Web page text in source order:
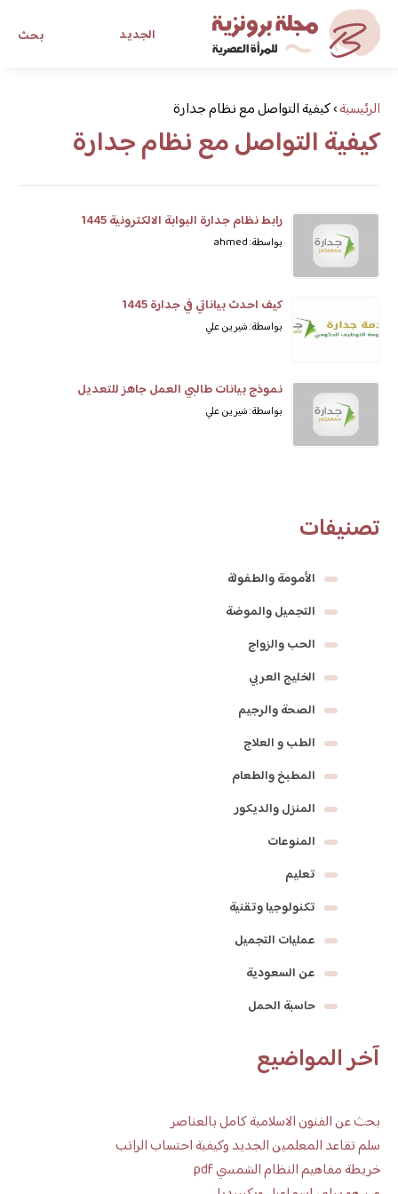
بحث الجديد
مجلة برونزية للفتاة العصرية
ابحث عن أي موضوع يهمك
الرئيسية›كيفية التواصل مع نظام جدارة
كيفية التواصل مع نظام جدارة
رابط نظام جدارة البوابة الالكترونية 1445
بواسطة: ahmed
كيف احدث بياناتي في جدارة 1445
بواسطة: شيرين علي
نموذج بيانات طالبي العمل جاهز للتعديل
بواسطة: شيرين علي
تصنيفات
الأمومة والطفولة
التجميل والموضة
الحب والزواج
الخليج العربي
الصحة والرجيم
الطب و العلاج
المطبخ والطعام
المنزل والديكور
المنوعات
تعليم
تكنولوجيا وتقنية
عمليات التجميل
عن السعودية
حاسبة الحمل
آخر المواضيع
بحث عن الفنون الاسلامية كامل بالعناصر
سلم تقاعد المعلمين الجديد وكيفية احتساب الراتب
خريطة مفاهيم النظام الشمسي pdf